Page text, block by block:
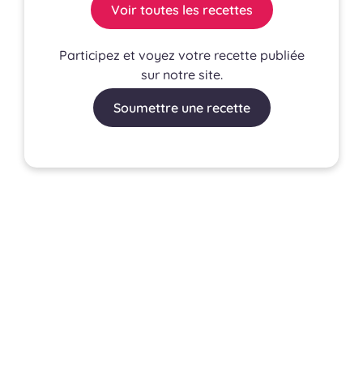
Voir toutes les recettes
Participez et voyez votre recette publiée
sur notre site.
Soumettre une recette